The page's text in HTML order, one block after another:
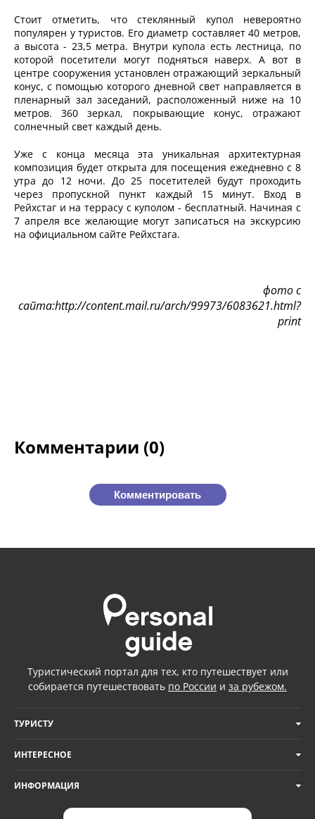
Стоит отметить, что стеклянный купол невероятно
популярен у туристов. Его диаметр составляет 40 метров,
а высота - 23,5 метра. Внутри купола есть лестница, по
которой посетители могут подняться наверх. А вот в
центре сооружения установлен отражающий зеркальный
конус, с помощью которого дневной свет направляется в
пленарный зал заседаний, расположенный ниже на 10
метров. 360 зеркал, покрывающие конус, отражают
солнечный свет каждый день.
Уже с конца месяца эта уникальная архитектурная
композиция будет открыта для посещения ежедневно с 8
утра до 12 ночи. До 25 посетителей будут проходить
через пропускной пункт каждый 15 минут. Вход в
Рейхстаг и на террасу с куполом - бесплатный. Начиная с
7 апреля все желающие могут записаться на экскурсию
на официальном сайте Рейхстага.
фото с
сайта:http://content.mail.ru/arch/99973/6083621.html?
print
Комментарии (0)
Комментировать
Туристический портал для тех, кто путешествует или
собирается путешествовать по России и за рубежом.
ТУРИСТУ
ИНТЕРЕСНОЕ
ИНФОРМАЦИЯ